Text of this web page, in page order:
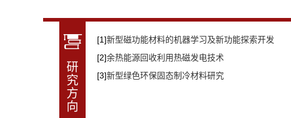
研
究
方
向
[1]新型磁功能材料的机器学习及新功能探索开发
[2]余热能源回收利用热磁发电技术
[3]新型绿色环保固态制冷材料研究